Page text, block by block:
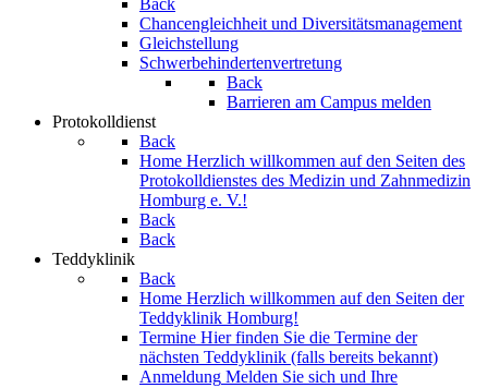
Back
Chancengleichheit und Diversitätsmanagement
Gleichstellung
Schwerbehindertenvertretung
Back
Barrieren am Campus melden
Protokolldienst
Back
Home Herzlich willkommen auf den Seiten des
Protokolldienstes des Medizin und Zahnmedizin
Homburg e. V.!
Back
Back
Teddyklinik
Back
Home Herzlich willkommen auf den Seiten der
Teddyklinik Homburg!
Termine Hier finden Sie die Termine der
nächsten Teddyklinik (falls bereits bekannt)
Anmeldung Melden Sie sich und Ihre